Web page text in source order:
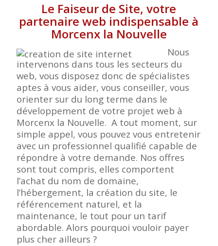
Le Faiseur de Site, votre
partenaire web indispensable à
Morcenx la Nouvelle
Nous
intervenons dans tous les secteurs du
web, vous disposez donc de spécialistes
aptes à vous aider, vous conseiller, vous
orienter sur du long terme dans le
développement de votre projet web à
Morcenx la Nouvelle. A tout moment, sur
simple appel, vous pouvez vous entretenir
avec un professionnel qualifié capable de
répondre à votre demande. Nos offres
sont tout compris, elles comportent
l’achat du nom de domaine,
l’hébergement, la création du site, le
référencement naturel, et la
maintenance, le tout pour un tarif
abordable. Alors pourquoi vouloir payer
plus cher ailleurs ?